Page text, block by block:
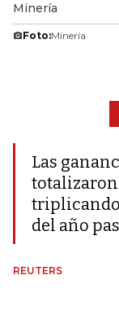
Minería
Foto:Minería
Las
totalizaron
triplicando
del año
REUTERS